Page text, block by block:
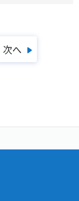
次へ